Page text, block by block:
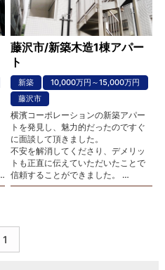
藤沢市/新築木造1棟アパー
ト
新築
10,000万円～15,000万円
藤沢市
横濱コーポレーションの新築アパー
トを発見し、魅力的だったのですぐ
に面談して頂きました。
不安を解消してくださり、デメリッ
トも正直に伝えていただいたことで
信頼することができました。
買い増しの時はまた担当さんにお願
1